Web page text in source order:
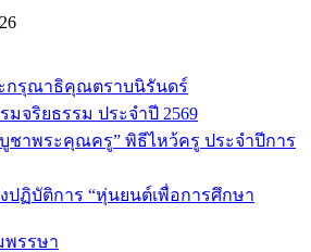
กรุณาธิคุณตราบนิรันดร์
จริยธรรม ประจำปี 2569
ชาพระคุณครู” พิธีไหว้ครู ประจำปีการ
ปฏิบัติการ “หุ่นยนต์เพื่อการศึกษา
พรรษา